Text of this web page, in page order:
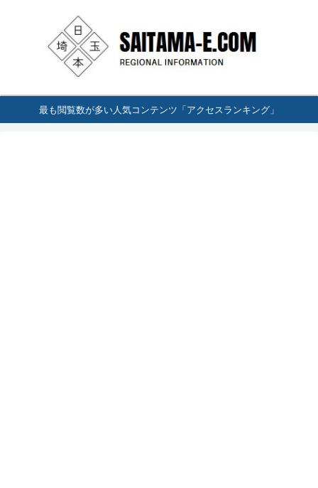
最も閲覧数が多い人気コンテンツ「アクセスランキング」